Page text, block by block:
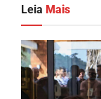
Leia Mais